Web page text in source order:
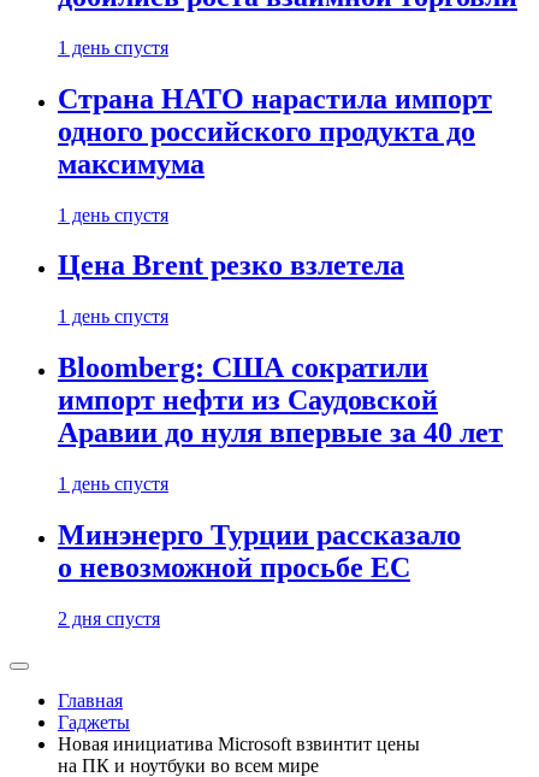
1 день спустя
Страна НАТО нарастила импорт
одного российского продукта до
максимума
1 день спустя
Цена Brent резко взлетела
1 день спустя
Bloomberg: США сократили
импорт нефти из Саудовской
Аравии до нуля впервые за 40 лет
1 день спустя
Минэнерго Турции рассказало
о невозможной просьбе ЕС
2 дня спустя
Главная
Гаджеты
Новая инициатива Microsoft взвинтит цены
на ПК и ноутбуки во всем мире